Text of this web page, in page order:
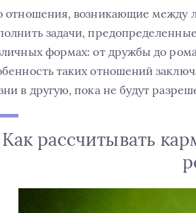
отношения, возникающие между
задачи,
формах: от дружбы до
таких отношений
в другую, пока не будут
Как рассчитывать